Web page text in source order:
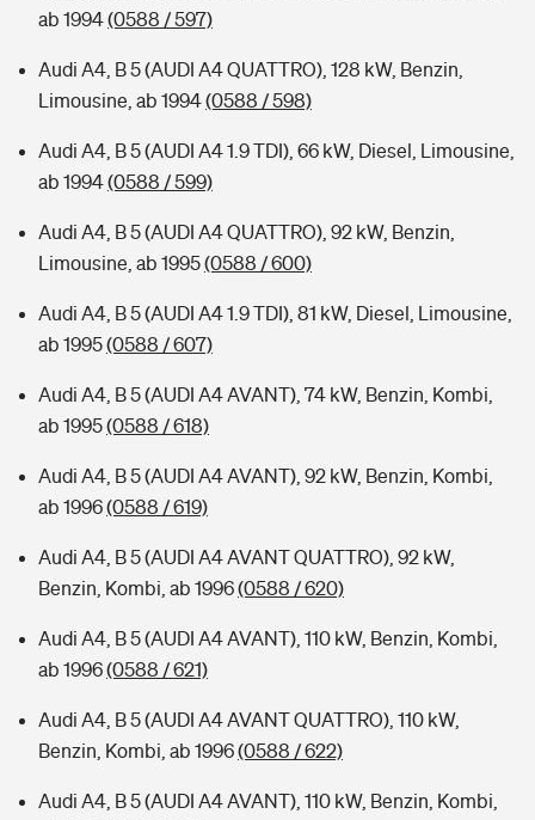
ab 1994(0588 / 597)
Audi A4, B 5 (AUDI A4 QUATTRO), 128 kW, Benzin,
Limousine, ab 1994(0588 / 598)
Audi A4, B 5 (AUDI A4 1.9 TDI), 66 kW, Diesel, Limousine,
ab 1994(0588 / 599)
Audi A4, B 5 (AUDI A4 QUATTRO), 92 kW, Benzin,
Limousine, ab 1995(0588 / 600)
Audi A4, B 5 (AUDI A4 1.9 TDI), 81 kW, Diesel, Limousine,
ab 1995(0588 / 607)
Audi A4, B 5 (AUDI A4 AVANT), 74 kW, Benzin, Kombi,
ab 1995(0588 / 618)
Audi A4, B 5 (AUDI A4 AVANT), 92 kW, Benzin, Kombi,
ab 1996(0588 / 619)
Audi A4, B 5 (AUDI A4 AVANT QUATTRO), 92 kW,
Benzin, Kombi, ab 1996(0588 / 620)
Audi A4, B 5 (AUDI A4 AVANT), 110 kW, Benzin, Kombi,
ab 1996(0588 / 621)
Audi A4, B 5 (AUDI A4 AVANT QUATTRO), 110 kW,
Benzin, Kombi, ab 1996(0588 / 622)
Audi A4, B 5 (AUDI A4 AVANT), 110 kW, Benzin, Kombi,